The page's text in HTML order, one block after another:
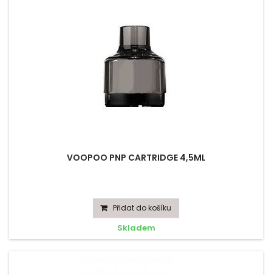
VOOPOO PNP CARTRIDGE 4,5ML
Přidat do košíku
Skladem